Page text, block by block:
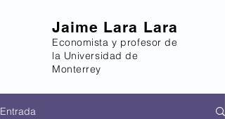
Jaime Lara Lara
Economista y profesor de
la Universidad de
Monterrey
Entrada